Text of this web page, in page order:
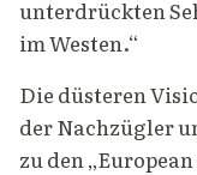
unterdrückten
im Westen.“
Die düsteren
der Nachzügler
zu den